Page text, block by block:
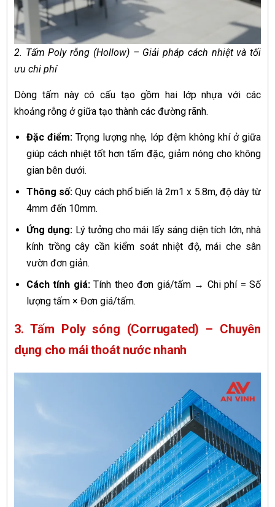
2. Tấm Poly rỗng (Hollow) – Giải pháp cách nhiệt và tối
ưu chi phí
Dòng tấm này có cấu tạo gồm hai lớp nhựa với các
khoảng rỗng ở giữa tạo thành các đường rãnh.
Đặc điểm: Trọng lượng nhẹ, lớp đệm không khí ở giữa
giúp cách nhiệt tốt hơn tấm đặc, giảm nóng cho không
gian bên dưới.
Thông số: Quy cách phổ biến là 2m1 x 5.8m, độ dày từ
4mm đến 10mm.
Ứng dụng: Lý tưởng cho mái lấy sáng diện tích lớn, nhà
kính trồng cây cần kiểm soát nhiệt độ, mái che sân
vườn đơn giản.
Cách tính giá:Tính theo đơn giá/tấm → Chi phí = Số
lượng tấm × Đơn giá/tấm.
3. Tấm Poly sóng (Corrugated) – Chuyên
dụng cho mái thoát nước nhanh